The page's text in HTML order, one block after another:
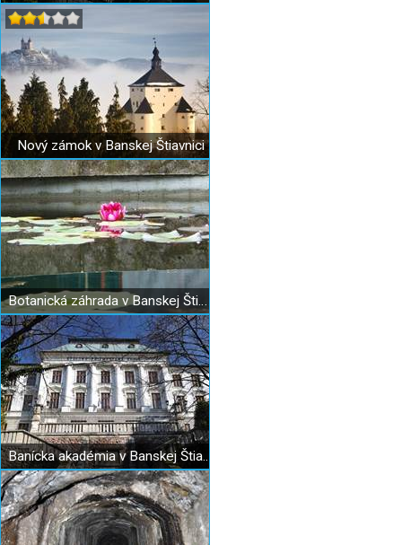
Nový zámok v Banskej Štiavnici
Botanická záhrada v Banskej Štiavnici
Banícka akadémia v Banskej Štiavnici